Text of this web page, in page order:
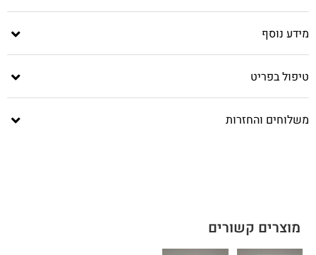
מידע נוסף
טיפול בפריט
משלוחים והחזרות
מוצרים קשורים